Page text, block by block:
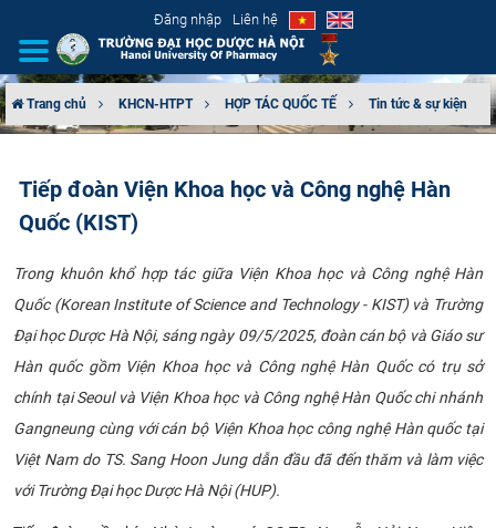
Đăng nhập Liên hệ
CƠ CẤU TỔ CHỨC
ĐÀO TẠO
ĐẢM BẢO CHẤT LƯỢNG
KHOA HỌC CÔNG NGHỆ
HTQT
Trang chủ KHCN-HTPT HỢP TÁC QUỐC TẾ Tin tức & sự kiện
Tiếp đoàn Viện Khoa học và Công nghệ Hàn
Quốc (KIST)
Trong khuôn khổ hợp tác giữa Viện Khoa học và Công nghệ Hàn
Quốc (Korean Institute of Science and Technology - KIST) và Trường
Đại học Dược Hà Nội, sáng ngày 09/5/2025, đoàn cán bộ và Giáo sư
Hàn quốc gồm Viện Khoa học và Công nghệ Hàn Quốc có trụ sở
chính tại Seoul và Viện Khoa học và Công nghệ Hàn Quốc chi nhánh
Gangneung cùng với cán bộ Viện Khoa học công nghệ Hàn quốc tại
Việt Nam do TS. Sang Hoon Jung dẫn đầu đã đến thăm và làm việc
với Trường Đại học Dược Hà Nội (HUP).